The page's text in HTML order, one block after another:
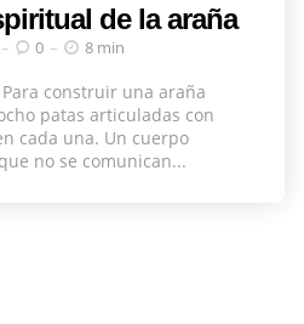
de la araña
0 8 min
construir una araña
patas articuladas con
cada una. Un cuerpo
no se comunican...